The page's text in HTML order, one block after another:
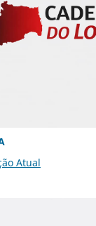
Atual